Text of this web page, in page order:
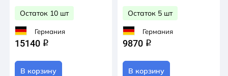
Остаток 10 шт
Германия
15140 q
В корзину
Остаток 5 шт
Германия
9870 q
В корзину